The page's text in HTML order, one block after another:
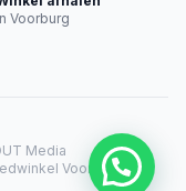
Voorburg
Media
Voorburg